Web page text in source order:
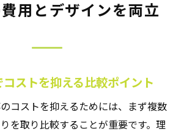
用とデザインを両立
ストを抑える比較ポイント
コストを抑えるためには、まず複数
を取り比較することが重要です。理